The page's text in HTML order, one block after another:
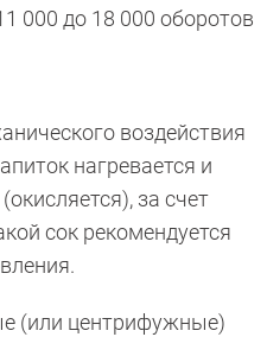
000 до 18 000 оборотов
воздействия
нагревается и
за счет
сок рекомендуется
(или центрифужные)